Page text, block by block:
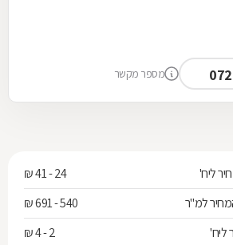
מספר מקשר
24 - 41 ₪
למ"ר
540 - 691 ₪
ליח'
2 - 4 ₪